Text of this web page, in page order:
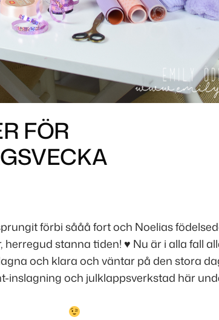
FÖR
förbi sååå fort och Noelias
herregud stanna tiden! ♥ Nu är i alla fall
och klara och väntar på den stora
inslagning och julklappsverkstad här